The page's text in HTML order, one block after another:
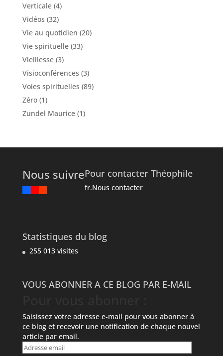
Verticale(4)
Vidéos (32)
Vie au quotidien (20)
Vie spirituelle(33)
Vieillesse(3)
Visioconférences (3)
Voies spirituelles (89)
Zéro(1)
Zundel Maurice(1)
Nous suivrePour contacter Théophile
fr.Nous contacter
Statistiques du blog
255 013 visites
VOUS ABONNER A CE BLOG PAR E-MAIL
Saisissez votre adresse e-mail pour vous abonner à
ce blog et recevoir une notification de chaque nouvel
article par email.
Adresse